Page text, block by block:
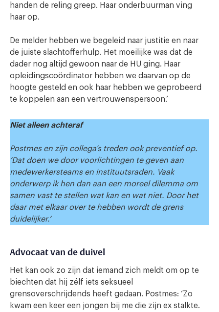
handen de reling greep. Haar onderbuurman ving
haar op.
De melder hebben we begeleid naar justitie en naar
de juiste slachtofferhulp. Het moeilijke was dat de
dader nog altijd gewoon naar de HU ging. Haar
opleidingscoördinator hebben we daarvan op de
hoogte gesteld en ook haar hebben we geprobeerd
te koppelen aan een vertrouwenspersoon.’
Niet alleen achteraf
Postmes en zijn collega’s treden ook preventief op.
‘Dat doen we door voorlichtingen te geven aan
medewerkersteams en instituutsraden. Vaak
onderwerp ik hen dan aan een moreel dilemma om
samen vast te stellen wat kan en wat niet. Door het
daar met elkaar over te hebben wordt de grens
duidelijker.’
Advocaat van de duivel
Het kan ook zo zijn dat iemand zich meldt om op te
biechten dat hij zélf iets seksueel
grensoverschrijdends heeft gedaan. Postmes: ‘Zo
kwam een keer een jongen bij me die zijn ex stalkte.